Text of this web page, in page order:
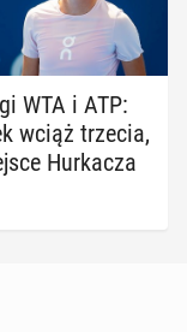
WTA i ATP:
wciąż trzecia,
Hur­ka­cza